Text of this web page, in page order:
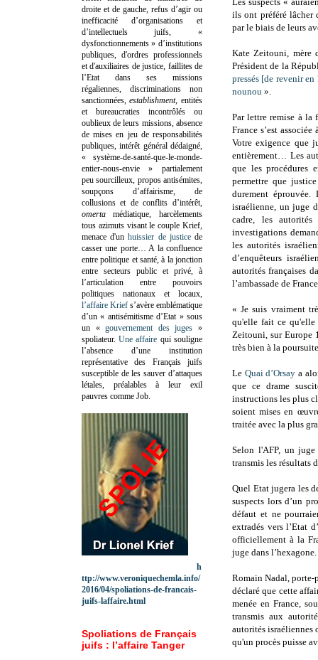
ils ont préféré lâcher
par le biais de leurs
Kate Zeitouni, mère
Président de la
pressés [de revenir
nounou ».
Par lettre remise à la
France s’est
Votre exigence que
entièrement… Les
que les procédures
permettre que
durement
israélienne, un juge
cadre, les
investigations
les autorités
d’enquêteurs
autorités françaises
l’ambassade de
« Je suis vraiment
qu'elle fait ce
Zeitouni, sur Europe
très bien à la
Le Quai d’Orsay a
que ce drame
instructions les plus
soient mises en
traitée avec la plus
Selon l'AFP, un
transmis les résultats
Quel Etat jugera les
suspects lors d’un
défaut et ne
extradés vers l’Etat
officiellement à la
juge dans
Romain Nadal, porte-
déclaré que cette
menée en France,
transmis aux
autorités israéliennes
qu'un procès puisse
droite et de gauche, refus d’agir ou
inefficacité d’organisations et
d’intellectuels juifs, «
dysfonctionnements » d’institutions
publiques, d'ordres professionnels
et d'auxiliaires de justice, faillites de
l’Etat dans ses missions
régaliennes, discriminations non
sanctionnées,establishment, entités
et bureaucraties incontrôlés ou
oublieux de leurs missions, absence
de mises en jeu de responsabilités
publiques, intérêt général dédaigné,
« système-de-santé-que-le-monde-
entier-nous-envie » partialement
peu sourcilleux, propos antisémites,
soupçons d’affairisme, de
collusions et de conflits d’intérêt,
omertamédiatique, harcèlements
tous azimuts visant le couple Krief,
menace d'unhuissier de justicede
casser une porte… A la confluence
entre politique et santé, à la jonction
entre secteurs public et privé, à
l’articulation entre pouvoirs
politiques nationaux et locaux,
l’affaire Krief s’avère emblématique
d’un « antisémitisme d’Etat » sous
un «gouvernement des juges »
spoliateur.Une affaire qui souligne
l’absence d’une institution
représentative des Français juifs
susceptible de les sauver d’attaques
létales, préalables à leur exil
pauvres comme Job.
h
ttp://www.veroniquechemla.info/
2016/04/spoliations-de-francais-
juifs-laffaire.html
Spoliations de Français
juifs : l’affaire Tanger